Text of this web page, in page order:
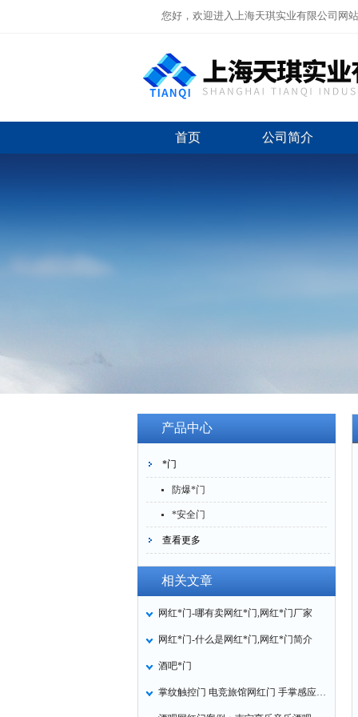
您好，欢迎进入上海天琪实业有限公司网站
首页 公司简介
产品中心
*门
防爆*门
*安全门
查看更多
相关文章
网红*门-哪有卖网红*门,网红*门厂家
网红*门-什么是网红*门,网红*门简介
酒吧*门
掌纹触控门 电竞旅馆网红门 手掌感应开自动门厂家